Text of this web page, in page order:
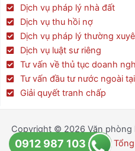
Dịch vụ pháp lý nhà đất
Dịch vụ thu hồi nợ
Dịch vụ pháp lý thường
Dịch vụ luật sư riêng
Tư vấn về thủ tục doanh
Tư vấn đầu tư nước ngoài
Giải quyết tranh chấp
Copyright © 2026 Văn phòng
0912 987 103